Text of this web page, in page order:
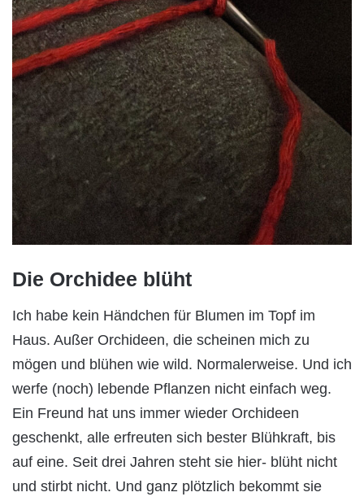
Die Orchidee blüht
Ich habe kein Händchen für Blumen im Topf im
Haus. Außer Orchideen, die scheinen mich zu
mögen und blühen wie wild. Normalerweise. Und ich
werfe (noch) lebende Pflanzen nicht einfach weg.
Ein Freund hat uns immer wieder Orchideen
geschenkt, alle erfreuten sich bester Blühkraft, bis
auf eine. Seit drei Jahren steht sie hier- blüht nicht
und stirbt nicht. Und ganz plötzlich bekommt sie